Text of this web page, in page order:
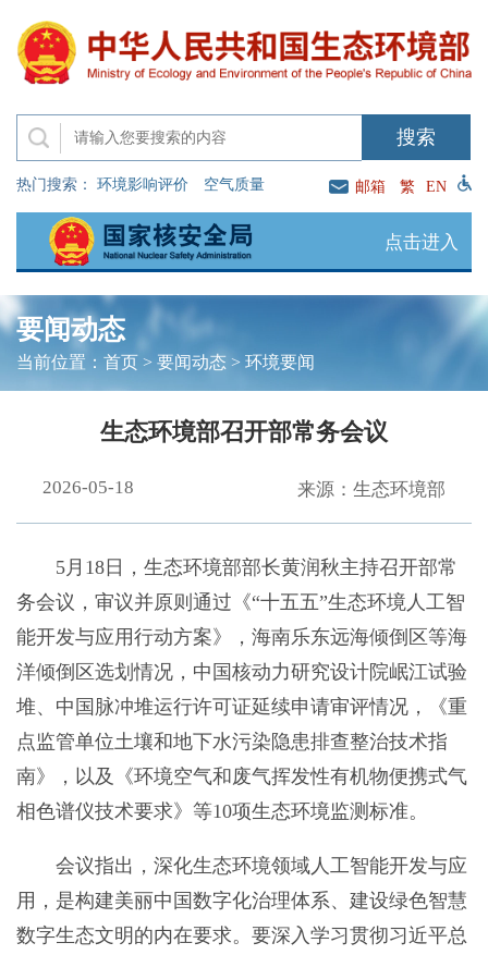
热门搜索： 环境影响评价 空气质量 邮箱 繁 EN
点击进入
要闻动态
当前位置： 首页> 要闻动态 > 环境要闻
生态环境部召开部常务会议
2026-05-18 来源：生态环境部
5月18日，生态环境部部长黄润秋主持召开部常
务会议，审议并原则通过《“十五五”生态环境人工智
能开发与应用行动方案》，海南乐东远海倾倒区等海
洋倾倒区选划情况，中国核动力研究设计院岷江试验
堆、中国脉冲堆运行许可证延续申请审评情况，《重
点监管单位土壤和地下水污染隐患排查整治技术指
南》，以及《环境空气和废气挥发性有机物便携式气
相色谱仪技术要求》等10项生态环境监测标准。
会议指出，深化生态环境领域人工智能开发与应
用，是构建美丽中国数字化治理体系、建设绿色智慧
数字生态文明的内在要求。要深入学习贯彻习近平总